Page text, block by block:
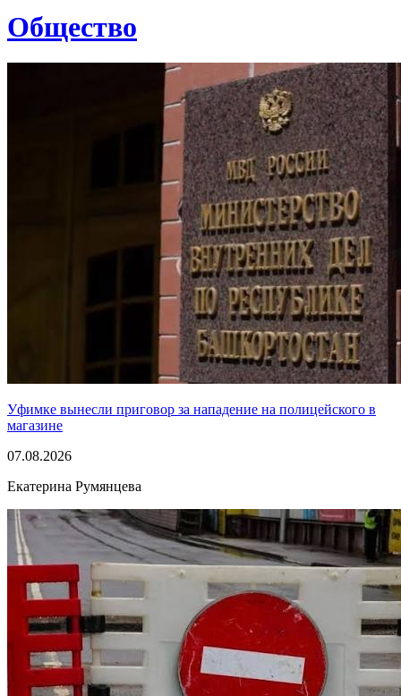
Общество
Уфимке вынесли приговор за нападение на полицейского в
магазине
07.08.2026
Екатерина Румянцева